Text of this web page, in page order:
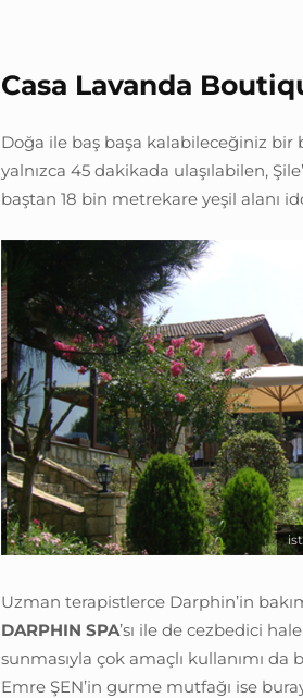
Casa Lavanda
Doğa ile baş başa kalabileceğiniz bir
yalnızca 45 dakikada ulaşılabilen,
baştan 18 bin metrekare yeşil alanı
Uzman terapistlerce Darphin’in
DARPHIN SPA’sı ile de cezbedici
sunmasıyla çok amaçlı kullanımı
Emre ŞEN’in gurme mutfağı ise